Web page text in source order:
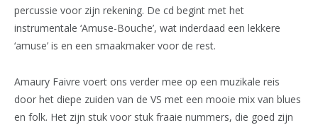
percussie voor zijn rekening. De cd begint met het
instrumentale ‘Amuse-Bouche’, wat inderdaad een lekkere
‘amuse’ is en een smaakmaker voor de rest.
Amaury Faivre voert ons verder mee op een muzikale reis
door het diepe zuiden van de VS met een mooie mix van blues
en folk. Het zijn stuk voor stuk fraaie nummers, die goed zijn